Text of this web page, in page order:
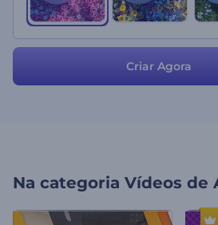
Criar Agora
Na categoria Vídeos de